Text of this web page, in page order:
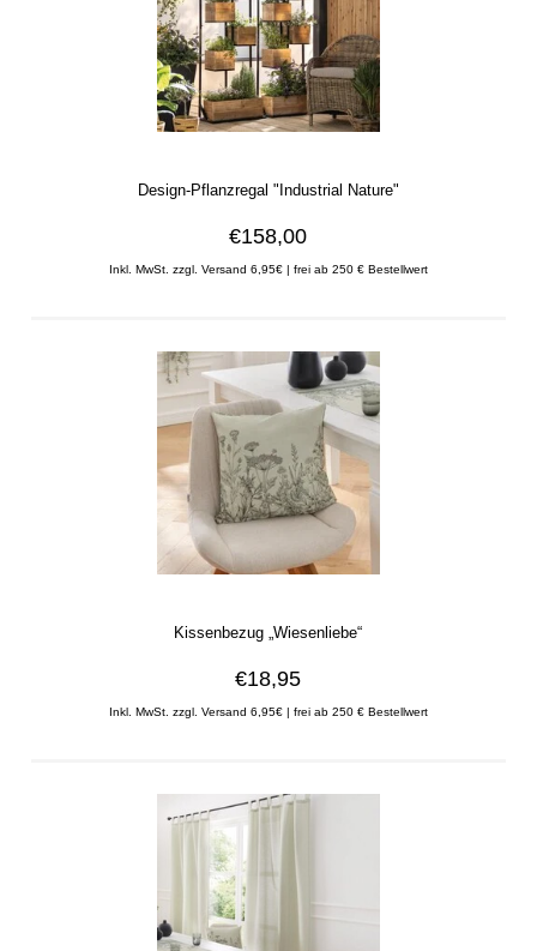
Design-Pflanzregal "Industrial Nature"
€158,00
Inkl. MwSt. zzgl. Versand 6,95€ | frei ab 250 € Bestellwert
Kissenbezug „Wiesenliebe“
€18,95
Inkl. MwSt. zzgl. Versand 6,95€ | frei ab 250 € Bestellwert